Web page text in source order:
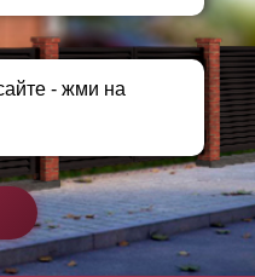
- жми на